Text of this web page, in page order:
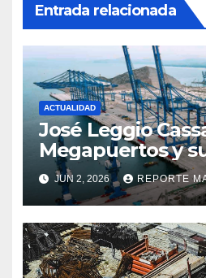
Entrada relacionada
ACTUALIDAD
José Leggio
Megapuertos y
el turismo y el
global
JUN 2, 2026 REPORTE